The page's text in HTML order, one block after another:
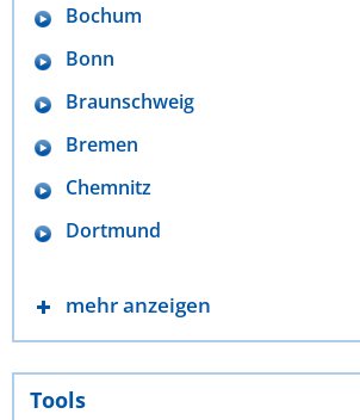
Bochum
Bonn
Braunschweig
Bremen
Chemnitz
Dortmund
mehr anzeigen
Tools